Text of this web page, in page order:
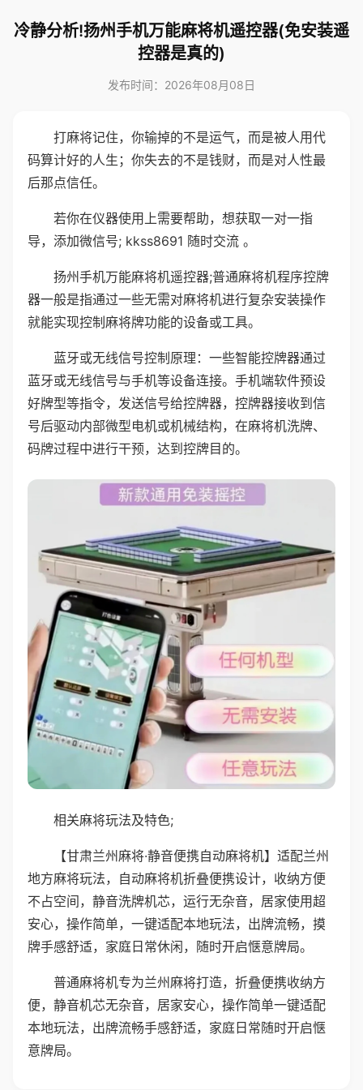
冷静分析!扬州手机万能麻将机遥控器(免安装遥
控器是真的)
发布时间：2026年08月08日
打麻将记住，你输掉的不是运气，而是被人用代
码算计好的人生；你失去的不是钱财，而是对人性最
后那点信任。
若你在仪器使用上需要帮助，想获取一对一指
导，添加微信号; kkss8691 随时交流 。
扬州手机万能麻将机遥控器;普通麻将机程序控牌
器一般是指通过一些无需对麻将机进行复杂安装操作
就能实现控制麻将牌功能的设备或工具。
蓝牙或无线信号控制原理：一些智能控牌器通过
蓝牙或无线信号与手机等设备连接。手机端软件预设
好牌型等指令，发送信号给控牌器，控牌器接收到信
号后驱动内部微型电机或机械结构，在麻将机洗牌、
码牌过程中进行干预，达到控牌目的。
相关麻将玩法及特色;
【甘肃兰州麻将·静音便携自动麻将机】适配兰州
地方麻将玩法，自动麻将机折叠便携设计，收纳方便
不占空间，静音洗牌机芯，运行无杂音，居家使用超
安心，操作简单，一键适配本地玩法，出牌流畅，摸
牌手感舒适，家庭日常休闲，随时开启惬意牌局。
普通麻将机专为兰州麻将打造，折叠便携收纳方
便，静音机芯无杂音，居家安心，操作简单一键适配
本地玩法，出牌流畅手感舒适，家庭日常随时开启惬
意牌局。